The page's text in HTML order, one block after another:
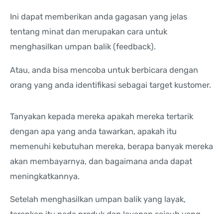
Ini dapat memberikan anda gagasan yang jelas
tentang minat dan merupakan cara untuk
menghasilkan umpan balik (feedback).
Atau, anda bisa mencoba untuk berbicara dengan
orang yang anda identifikasi sebagai target kustomer.
Tanyakan kepada mereka apakah mereka tertarik
dengan apa yang anda tawarkan, apakah itu
memenuhi kebutuhan mereka, berapa banyak mereka
akan membayarnya, dan bagaimana anda dapat
meningkatkannya.
Setelah menghasilkan umpan balik yang layak,